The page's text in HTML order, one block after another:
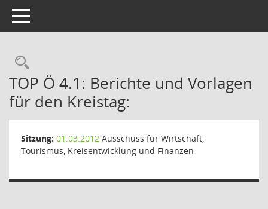
Toggle navigation
Rechercheauswahl
TOP Ö 4.1: Berichte und Vorlagen
für den Kreistag:
Sitzung: 01.03.2012 Ausschuss für Wirtschaft,
Tourismus, Kreisentwicklung und Finanzen